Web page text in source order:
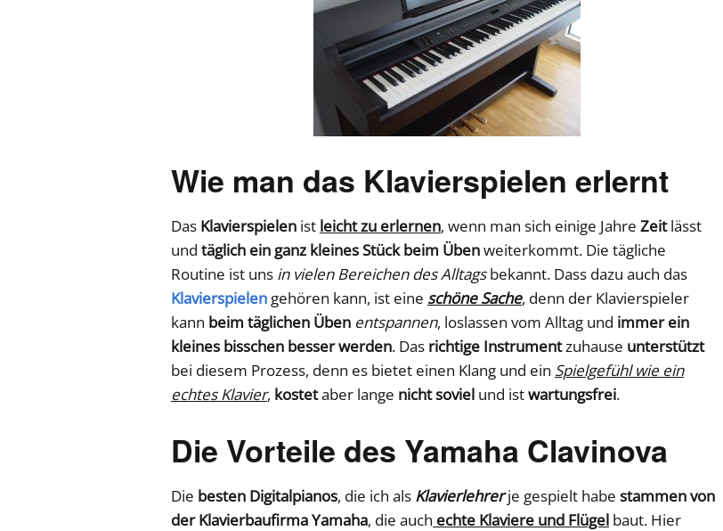
Wie man das Klavierspielen erlernt
Das Klavierspielen ist leicht zu erlernen, wenn man sich einige Jahre Zeitlässt
und täglich ein ganz kleines Stück beim Übenweiterkommt. Die tägliche
Routine ist uns in vielen Bereichen des Alltagsbekannt. Dass dazu auch das
Klavierspielen gehören kann, ist eine schöne Sache, denn der Klavierspieler
kann beim täglichen Üben entspannen, loslassen vom Alltag und immer ein
kleines bisschen besser werden. Das richtige Instrumentzuhause unterstützt
bei diesem Prozess, denn es bietet einen Klang und ein Spielgefühl wie ein
echtes Klavier, kostetaber lange nicht soviel und istwartungsfrei.
Die Vorteile des Yamaha Clavinova
Die besten Digitalpianos, die ich als Klavierlehrer je gespielt habe stammen von
der Klavierbaufirma Yamaha, die auch echte Klaviere und Flügel baut. Hier